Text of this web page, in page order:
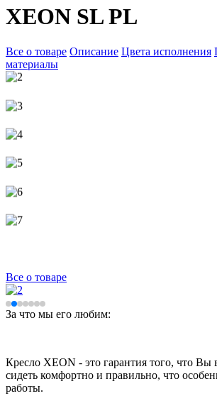
XEON SL PL
Все о товаре Описание Цвета исполнения
материалы
Все о товаре
За что мы его любим:
Кресло XEON - это гарантия того, что Вы
сидеть комфортно и правильно, что
работы.